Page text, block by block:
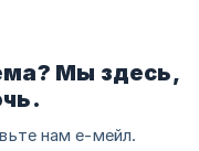
Мы здесь,
нам е-мейл.